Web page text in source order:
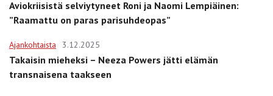
Aviokriisistä selviytyneet Roni ja Naomi Lempiäinen:
”Raamattu on paras parisuhdeopas”
Ajankohtaista 3.12.2025
Takaisin mieheksi – Neeza Powers jätti elämän
transnaisena taakseen